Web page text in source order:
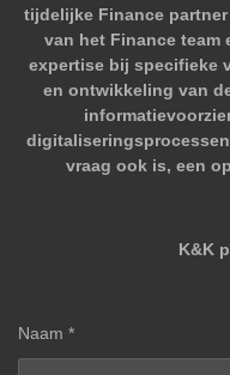
tijdelijke Finance
van het Finance team
expertise bij specifieke
en ontwikkeling van
vraag ook is, een
K&K
Naam *